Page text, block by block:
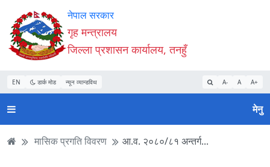
Accessibility
Mode
सुरु
गर्नुहोस्
सामाग्री
पढ्नुहाेस्
नेभिगेसन
पढ्नुहाेस्
वेबसाइट
खोजमा
जानुहोस्
नेपाल सरकार
गृह मन्त्रालय
जिल्ला प्रशासन कार्यालय, तनहुँ
EN डार्क मोड न्यून व्यान्डविथ A- A A+
मेनु
मासिक प्रगति विवरण आ.व. २०८०/८१ अन्तर्ग...